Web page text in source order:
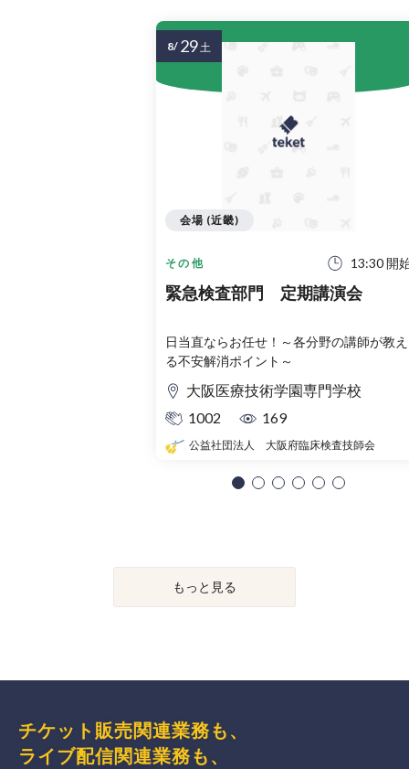
その他 13:30 開
緊急検査部門 定期講演会
日当直ならお任せ！～各分野の講師が教え
る不安解消ポイント～
大阪医療技術学園専門学校
1002
169
公益社団法人 大阪府臨床検査技師会
会場 (近畿)
8/ 29土
もっと見る
チケット販売関連業務も、
ライブ配信関連業務も、